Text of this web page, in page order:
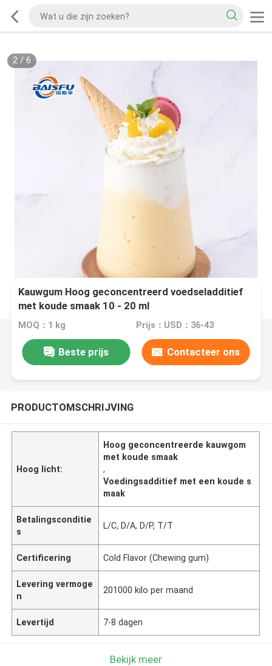
2/ 6
Kauwgum Hoog geconcentreerd voedseladditief
met koude smaak 10 - 20 ml
MOQ：1 kg Prijs：USD：36-43
Beste prijs Contacteer ons
PRODUCTOMSCHRIJVING
Hoog licht:
Hoog geconcentreerde kauwgom
met koude smaak
,
Voedingsadditief met een koude s
maak
Betalingsconditie
s
L/C, D/A, D/P, T/T
Certificering Cold Flavor (Chewing gum)
Levering vermoge
n
201000 kilo per maand
Levertijd 7-8 dagen
Bekijk meer